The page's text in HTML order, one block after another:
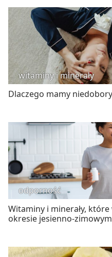
witaminy i minerały
Dlaczego mamy
odporność
Witaminy i minerały,
okresie jesienno-zimowym